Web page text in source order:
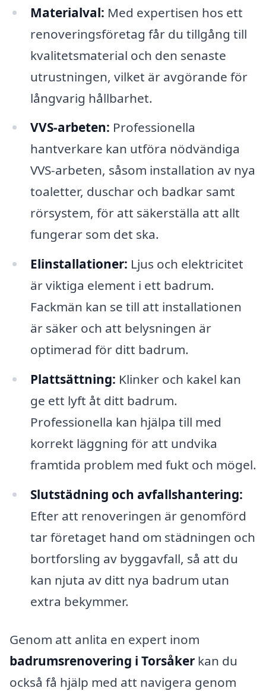
Materialval: Med expertisen hos ett
renoveringsföretag får du tillgång till
kvalitetsmaterial och den senaste
utrustningen, vilket är avgörande för
långvarig hållbarhet.
VVS-arbeten: Professionella
hantverkare kan utföra nödvändiga
VVS-arbeten, såsom installation av nya
toaletter, duschar och badkar samt
rörsystem, för att säkerställa att allt
fungerar som det ska.
Elinstallationer: Ljus och elektricitet
är viktiga element i ett badrum.
Fackmän kan se till att installationen
är säker och att belysningen är
optimerad för ditt badrum.
Plattsättning: Klinker och kakel kan
ge ett lyft åt ditt badrum.
Professionella kan hjälpa till med
korrekt läggning för att undvika
framtida problem med fukt och mögel.
Slutstädning och avfallshantering:
Efter att renoveringen är genomförd
tar företaget hand om städningen och
bortforsling av byggavfall, så att du
kan njuta av ditt nya badrum utan
extra bekymmer.
Genom att anlita en expert inom
badrumsrenovering i Torsåker kan du
också få hjälp med att navigera genom